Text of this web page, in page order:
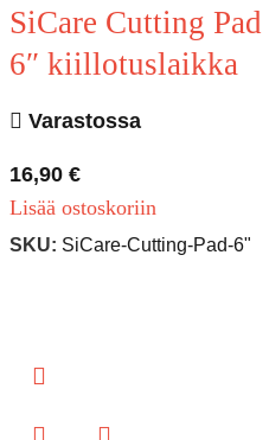
SiCare Cutting Pad
6″ kiillotuslaikka
Varastossa
16,90 €
Lisää ostoskoriin
SKU: SiCare-Cutting-Pad-6"